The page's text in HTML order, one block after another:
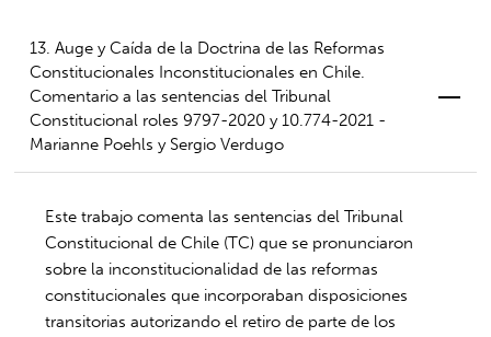
13. Auge y Caída de la Doctrina de las Reformas
Constitucionales Inconstitucionales en Chile.
Comentario a las sentencias del Tribunal
Constitucional roles 9797-2020 y 10.774-2021 -
Marianne Poehls y Sergio Verdugo
Este trabajo comenta las sentencias del Tribunal
Constitucional de Chile (TC) que se pronunciaron
sobre la inconstitucionalidad de las reformas
constitucionales que incorporaban disposiciones
transitorias autorizando el retiro de parte de los